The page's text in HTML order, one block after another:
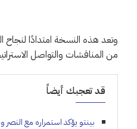
وتعد هذه النسخة امتدادًا
من المناقشات والتواصل
قد تعجبك أيضاً
بينتو يؤكد استمراره مع